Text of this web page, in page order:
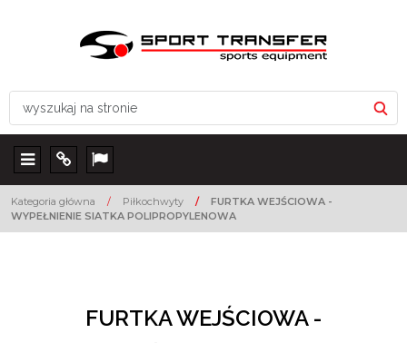
Menu Info Lang
Kategoria główna / Piłkochwyty /
FURTKA WEJŚCIOWA -
WYPEŁNIENIE SIATKA POLIPROPYLENOWA
FURTKA WEJŚCIOWA -